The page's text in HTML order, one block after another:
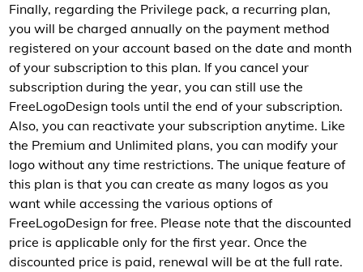
Finally, regarding the Privilege pack, a recurring plan,
you will be charged annually on the payment method
registered on your account based on the date and month
of your subscription to this plan. If you cancel your
subscription during the year, you can still use the
FreeLogoDesign tools until the end of your subscription.
Also, you can reactivate your subscription anytime. Like
the Premium and Unlimited plans, you can modify your
logo without any time restrictions. The unique feature of
this plan is that you can create as many logos as you
want while accessing the various options of
FreeLogoDesign for free. Please note that the discounted
price is applicable only for the first year. Once the
discounted price is paid, renewal will be at the full rate.